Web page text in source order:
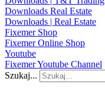
Downloads Real Estate
Downloads | Real Estate
Fixemer Shop
Fixemer Online Shop
Youtube
Fixemer Youtube Channel
Szukaj...